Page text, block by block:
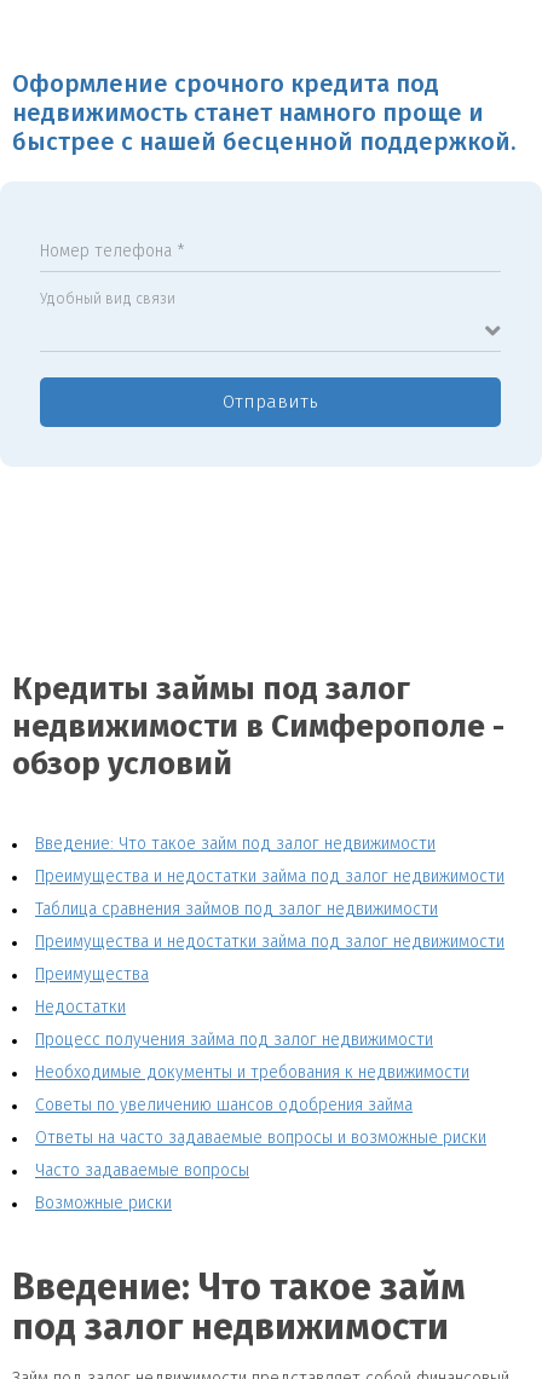
Оформление срочного кредита под
недвижимость станет намного проще и
быстрее с нашей бесценной поддержкой.
Номер телефона *
Удобный вид связи
Отправить
Кредиты займы под залог
недвижимости в Симферополе -
обзор условий
Введение: Что такое займ под залог недвижимости
Преимущества и недостатки займа под залог недвижимости
Таблица сравнения займов под залог недвижимости
Преимущества и недостатки займа под залог недвижимости
Преимущества
Недостатки
Процесс получения займа под залог недвижимости
Необходимые документы и требования к недвижимости
Советы по увеличению шансов одобрения займа
Ответы на часто задаваемые вопросы и возможные риски
Часто задаваемые вопросы
Возможные риски
Введение: Что такое займ
под залог недвижимости